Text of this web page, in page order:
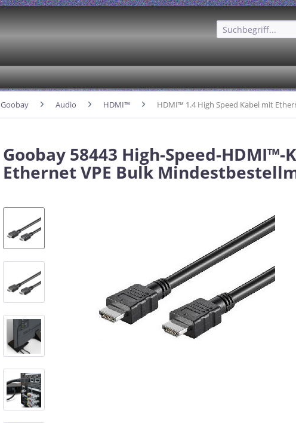
Goobay Audio HDMI™ HDMI™ 1.4 High Speed Kabel mit
Goobay 58443 High-Speed-
Ethernet VPE Bulk